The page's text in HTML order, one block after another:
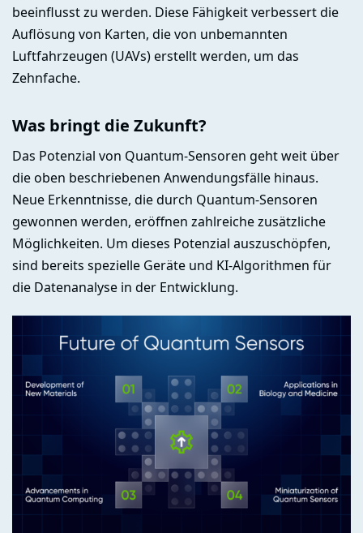
beeinflusst zu werden. Diese Fähigkeit verbessert die
Auflösung von Karten, die von unbemannten
Luftfahrzeugen (UAVs) erstellt werden, um das
Zehnfache.
Was bringt die Zukunft?
Das Potenzial von Quantum-Sensoren geht weit über
die oben beschriebenen Anwendungsfälle hinaus.
Neue Erkenntnisse, die durch Quantum-Sensoren
gewonnen werden, eröffnen zahlreiche zusätzliche
Möglichkeiten. Um dieses Potenzial auszuschöpfen,
sind bereits spezielle Geräte und KI-Algorithmen für
die Datenanalyse in der Entwicklung.